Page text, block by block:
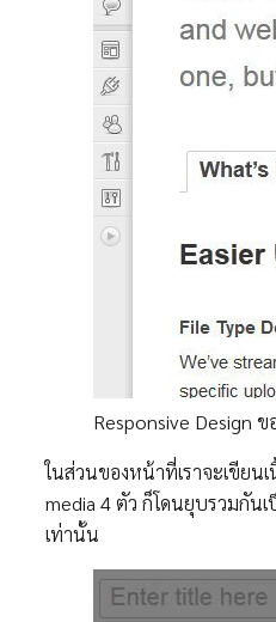
Responsive Design ข
ในส่วนของหน้าที่เราจะเขียน
media 4 ตัว ก็โดนยุบรวมกันเ
เท่านั้น